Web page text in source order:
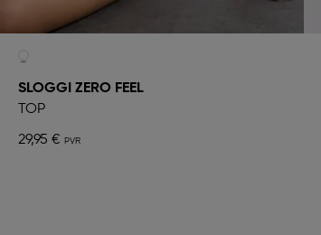
SLOGGI ZERO FEEL
TOP
29,95 €